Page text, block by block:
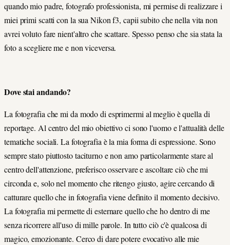
quando mio padre, fotografo professionista, mi permise di realizzare i
miei primi scatti con la sua Nikon f3, capii subito che nella vita non
avrei voluto fare nient'altro che scattare. Spesso penso che sia stata la
foto a scegliere me e non viceversa.
Dove stai andando?
La fotografia che mi da modo di esprimermi al meglio è quella di
reportage. Al centro del mio obiettivo ci sono l'uomo e l'attualità delle
tematiche sociali. La fotografia è la mia forma di espressione. Sono
sempre stato piuttosto taciturno e non amo particolarmente stare al
centro dell'attenzione, preferisco osservare e ascoltare ciò che mi
circonda e, solo nel momento che ritengo giusto, agire cercando di
catturare quello che in fotografia viene definito il momento decisivo.
La fotografia mi permette di esternare quello che ho dentro di me
senza ricorrere all'uso di mille parole. In tutto ciò c'è qualcosa di
magico, emozionante. Cerco di dare potere evocativo alle mie